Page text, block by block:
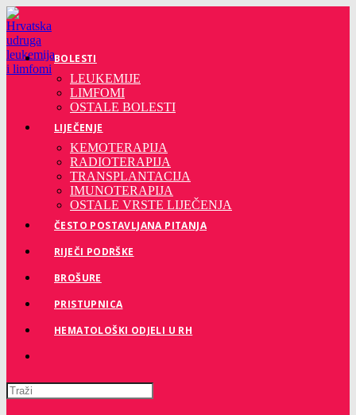
Preskoči
na
sadržaj
BOLESTI
LEUKEMIJE
LIMFOMI
OSTALE BOLESTI
LIJEČENJE
KEMOTERAPIJA
RADIOTERAPIJA
TRANSPLANTACIJA
IMUNOTERAPIJA
OSTALE VRSTE LIJEČENJA
ČESTO POSTAVLJANA PITANJA
RIJEČI PODRŠKE
BROŠURE
PRISTUPNICA
HEMATOLOŠKI ODJELI U RH
Pretražite
ovu